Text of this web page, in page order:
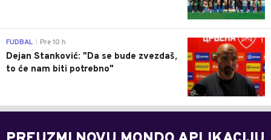
1
FUDBAL Pre 10 h
Dejan Stanković: "Da se bude zvezdaš,
to će nam biti potrebno"